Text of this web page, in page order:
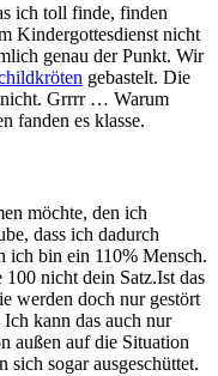
ich toll finde, finden
Kindergottesdienst nicht
genau der Punkt. Wir
gebastelt. Die
Grrrr … Warum
fanden es klasse.
möchte, den ich
dass ich dadurch
ich bin ein 110% Mensch.
nicht dein Satz.Ist das
werden doch nur gestört
kann das auch nur
außen auf die Situation
sich sogar ausgeschüttet.